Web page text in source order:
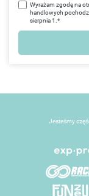
Wyrażam zgodę na
handlowych
sierpnia 1.*
Jesteśmy